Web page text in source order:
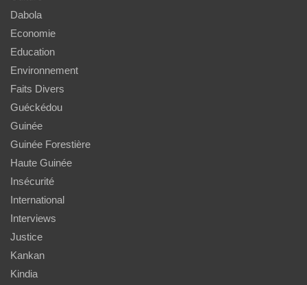
Dabola
Economie
Education
Environnement
Faits Divers
Guéckédou
Guinée
Guinée Forestière
Haute Guinée
Insécurité
International
Interviews
Justice
Kankan
Kindia